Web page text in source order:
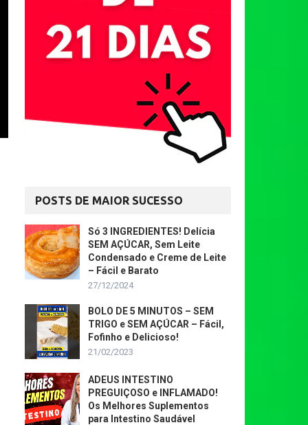
POSTS DE MAIOR SUCESSO
Só 3 INGREDIENTES! Delícia
SEM AÇÚCAR, Sem Leite
Condensado e Creme de Leite
– Fácil e Barato
27/12/2024
BOLO DE 5 MINUTOS – SEM
TRIGO e SEM AÇÚCAR – Fácil,
Fofinho e Delicioso!
21/02/2023
ADEUS INTESTINO
PREGUIÇOSO e INFLAMADO!
Os Melhores Suplementos
para Intestino Saudável